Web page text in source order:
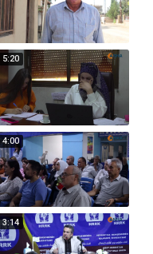
5:20
4:00
3:14